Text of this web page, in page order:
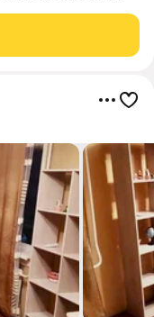
семей, семей с